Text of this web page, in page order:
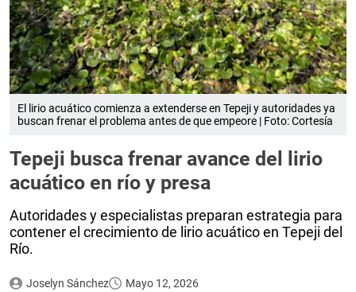
El lirio acuático comienza a extenderse en Tepeji y autoridades ya
buscan frenar el problema antes de que empeore | Foto: Cortesía
Tepeji busca frenar avance del lirio
acuático en río y presa
Autoridades y especialistas preparan estrategia para
contener el crecimiento de lirio acuático en Tepeji del
Río.
Joselyn Sánchez Mayo 12, 2026